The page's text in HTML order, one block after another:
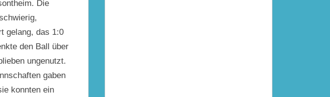
Die
gelang, das 1:0
den Ball über
ungenutzt.
gaben
konnten ein